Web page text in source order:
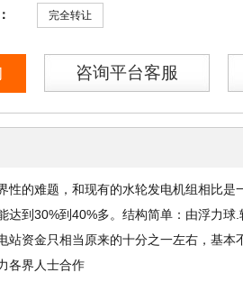
完全转让
咨询平台客服
的难题，和现有的水轮发电机组相比
到30%到40%多。结构简单：由浮力
资金只相当原来的十分之一左右，基
各界人士合作